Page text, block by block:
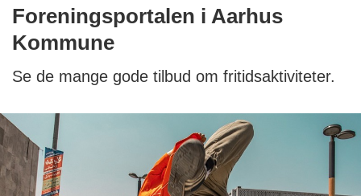
Foreningsportalen i Aarhus
Kommune
Se de mange gode tilbud om fritidsaktiviteter.